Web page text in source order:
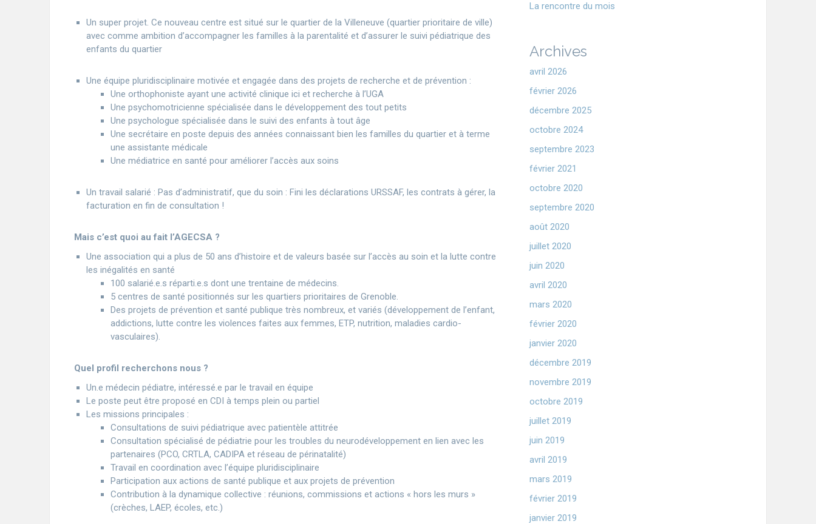
Un super projet. Ce nouveau centre est situé sur le quartier de la Villeneuve (quartier prioritaire de ville)
avec comme ambition d’accompagner les familles à la parentalité et d’assurer le suivi pédiatrique des
enfants du quartier
Une équipe pluridisciplinaire motivée et engagée dans des projets de recherche et de prévention :
Une orthophoniste ayant une activité clinique ici et recherche à l’UGA
Une psychomotricienne spécialisée dans le développement des tout petits
Une psychologue spécialisée dans le suivi des enfants à tout âge
Une secrétaire en poste depuis des années connaissant bien les familles du quartier et à terme
une assistante médicale
Une médiatrice en santé pour améliorer l’accès aux soins
Un travail salarié : Pas d’administratif, que du soin : Fini les déclarations URSSAF, les contrats à gérer, la
facturation en fin de consultation !
Mais c’est quoi au fait l’AGECSA ?
Une association qui a plus de 50 ans d’histoire et de valeurs basée sur l’accès au soin et la lutte contre
les inégalités en santé
100 salarié.e.s réparti.e.s dont une trentaine de médecins.
5 centres de santé positionnés sur les quartiers prioritaires de Grenoble.
Des projets de prévention et santé publique très nombreux, et variés (développement de l’enfant,
addictions, lutte contre les violences faites aux femmes, ETP, nutrition, maladies cardio-
vasculaires).
Quel profil recherchons nous ?
Un.e médecin pédiatre, intéressé.e par le travail en équipe
Le poste peut être proposé en CDI à temps plein ou partiel
Les missions principales :
Consultations de suivi pédiatrique avec patientèle attitrée
Consultation spécialisé de pédiatrie pour les troubles du neurodéveloppement en lien avec les
partenaires (PCO, CRTLA, CADIPA et réseau de périnatalité)
Travail en coordination avec l’équipe pluridisciplinaire
Participation aux actions de santé publique et aux projets de prévention
Contribution à la dynamique collective : réunions, commissions et actions « hors les murs »
(crèches, LAEP, écoles, etc.)
La rencontre du mois
Archives
avril 2026
février 2026
décembre 2025
octobre 2024
septembre 2023
février 2021
octobre 2020
septembre 2020
août 2020
juillet 2020
juin 2020
avril 2020
mars 2020
février 2020
janvier 2020
décembre 2019
novembre 2019
octobre 2019
juillet 2019
juin 2019
avril 2019
mars 2019
février 2019
janvier 2019